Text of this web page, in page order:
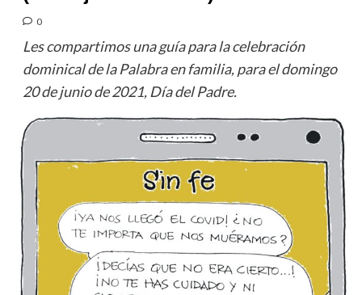
0
Les compartimos una guía para la celebración
dominical de la Palabra en familia, para el domingo
20 de junio de 2021, Día del Padre.